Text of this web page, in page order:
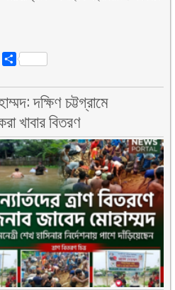
Share
দক্ষিণ চট্টগ্রামে
খাবার বিতরণ